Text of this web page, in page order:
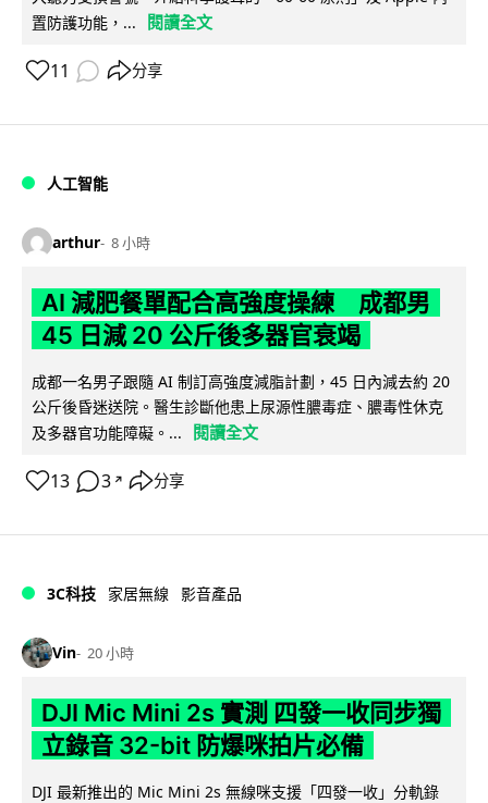
置防護功能，...
閱讀全文
11 分享
人工智能
arthur 8 小時
AI 減肥餐單配合高強度操練 成都男
45 日減 20 公斤後多器官衰竭
成都一名男子跟隨 AI 制訂高強度減脂計劃，45 日內減去約 20
公斤後昏迷送院。醫生診斷他患上尿源性膿毒症、膿毒性休克
及多器官功能障礙。...
閱讀全文
13 3 ↗ 分享
3C科技 家居無線 影音產品
Vin 20 小時
DJI Mic Mini 2s 實測 四發一收同步獨
立錄音 32-bit 防爆咪拍片必備
DJI 最新推出的 Mic Mini 2s 無線咪支援「四發一收」分軌錄